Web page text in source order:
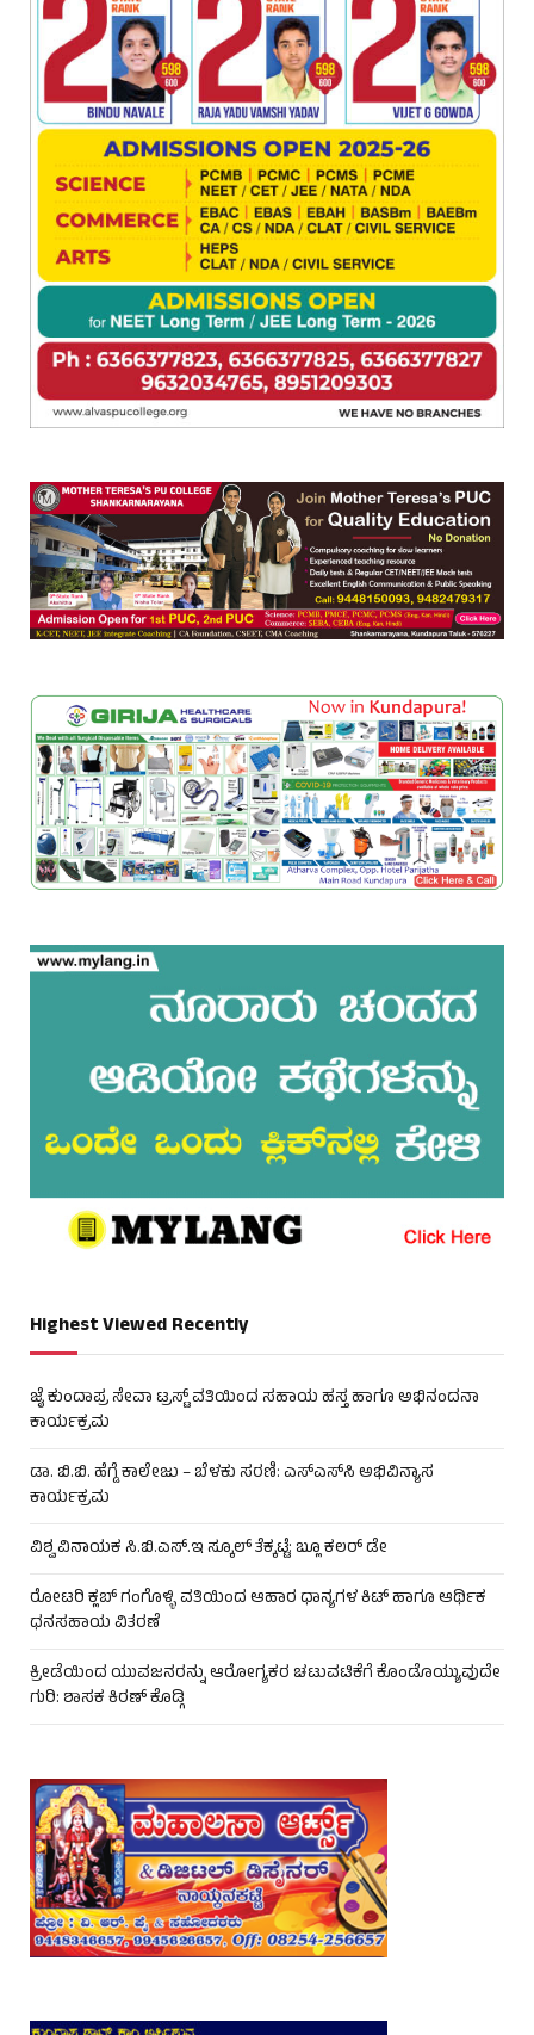
Highest Viewed Recently
ಜೈ ಕುಂದಾಪ್ರ ಸೇವಾ ಟ್ರಸ್ಟ್ ವತಿಯಿಂದ ಸಹಾಯ ಹಸ್ತ ಹಾಗೂ ಅಭಿನಂದನಾ
ಕಾರ್ಯಕ್ರಮ
ಡಾ. ಬಿ.ಬಿ. ಹೆಗ್ಡೆ ಕಾಲೇಜು – ಬೆಳಕು ಸರಣಿ: ಎಸ್‌ಎಸ್‌ಸಿ ಅಭಿವಿನ್ಯಾಸ
ಕಾರ್ಯಕ್ರಮ
ವಿಶ್ವ ವಿನಾಯಕ ಸಿ.ಬಿ.ಎಸ್.ಇ ಸ್ಕೂಲ್ ತೆಕ್ಕಟ್ಟೆ: ಬ್ಲೂ ಕಲರ್ ಡೇ
ರೋಟರಿ ಕ್ಲಬ್ ಗಂಗೊಳ್ಳಿ ವತಿಯಿಂದ ಆಹಾರ ಧಾನ್ಯಗಳ ಕಿಟ್ ಹಾಗೂ ಆರ್ಥಿಕ
ಧನಸಹಾಯ ವಿತರಣೆ
ಕ್ರೀಡೆಯಿಂದ ಯುವಜನರನ್ನು ಆರೋಗ್ಯಕರ ಚಟುವಟಿಕೆಗೆ ಕೊಂಡೊಯ್ಯುವುದೇ
ಗುರಿ: ಶಾಸಕ ಕಿರಣ್ ಕೊಡ್ಗಿ